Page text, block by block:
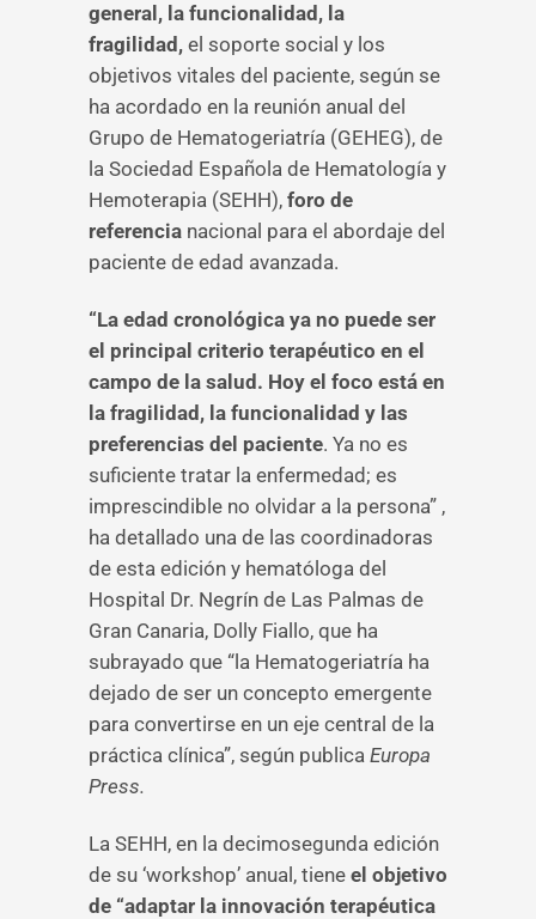
general, la funcionalidad, la
fragilidad, el soporte social y los
objetivos vitales del paciente, según se
ha acordado en la reunión anual del
Grupo de Hematogeriatría (GEHEG), de
la Sociedad Española de Hematología y
Hemoterapia (SEHH), foro de
referencia nacional para el abordaje del
paciente de edad avanzada.
“La edad cronológica ya no puede ser
el principal criterio terapéutico en el
campo de la salud. Hoy el foco está en
la fragilidad, la funcionalidad y las
preferencias del paciente. Ya no es
suficiente tratar la enfermedad; es
imprescindible no olvidar a la persona” ,
ha detallado una de las coordinadoras
de esta edición y hematóloga del
Hospital Dr. Negrín de Las Palmas de
Gran Canaria, Dolly Fiallo, que ha
subrayado que “la Hematogeriatría ha
dejado de ser un concepto emergente
para convertirse en un eje central de la
práctica clínica”, según publica Europa
Press.
La SEHH, en la decimosegunda edición
de su ‘workshop’ anual, tiene el objetivo
de “adaptar la innovación terapéutica